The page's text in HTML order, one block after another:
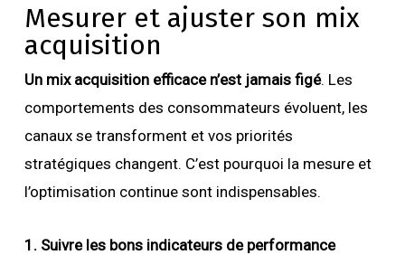
Mesurer et ajuster son mix
acquisition
Un mix acquisition efficace n’est jamais figé. Les
comportements des consommateurs évoluent, les
canaux se transforment et vos priorités
stratégiques changent. C’est pourquoi la mesure et
l’optimisation continue sont indispensables.
1. Suivre les bons indicateurs de performance